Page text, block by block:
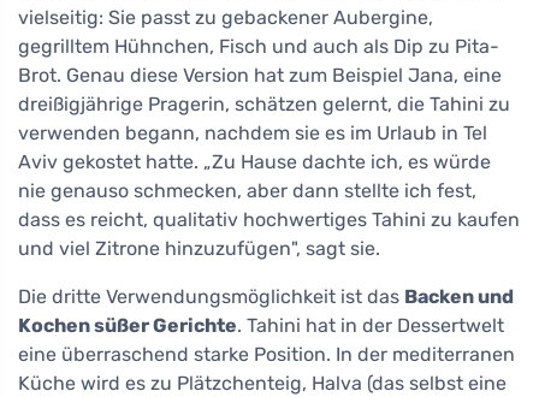
vielseitig: Sie passt zu gebackener Aubergine,
gegrilltem Hühnchen, Fisch und auch als Dip zu Pita-
Brot. Genau diese Version hat zum Beispiel Jana, eine
dreißigjährige Pragerin, schätzen gelernt, die Tahini zu
verwenden begann, nachdem sie es im Urlaub in Tel
Aviv gekostet hatte. „Zu Hause dachte ich, es würde
nie genauso schmecken, aber dann stellte ich fest,
dass es reicht, qualitativ hochwertiges Tahini zu kaufen
und viel Zitrone hinzuzufügen", sagt sie.
Die dritte Verwendungsmöglichkeit ist das Backen und
Kochen süßer Gerichte. Tahini hat in der Dessertwelt
eine überraschend starke Position. In der mediterranen
Küche wird es zu Plätzchenteig, Halva (das selbst eine